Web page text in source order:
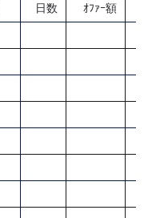
日数 ｵﾌｧｰ額